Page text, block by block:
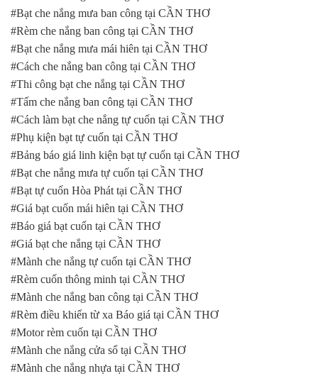
#Bạt che nắng mưa ban công tại CẦN THƠ
#Rèm che nắng ban công tại CẦN THƠ
#Bạt che nắng mưa mái hiên tại CẦN THƠ
#Cách che nắng ban công tại CẦN THƠ
#Thi công bạt che nắng tại CẦN THƠ
#Tấm che nắng ban công tại CẦN THƠ
#Cách làm bạt che nắng tự cuốn tại CẦN THƠ
#Phụ kiện bạt tự cuốn tại CẦN THƠ
#Bảng báo giá linh kiện bạt tự cuốn tại CẦN THƠ
#Bạt che nắng mưa tự cuốn tại CẦN THƠ
#Bạt tự cuốn Hòa Phát tại CẦN THƠ
#Giá bạt cuốn mái hiên tại CẦN THƠ
#Báo giá bạt cuốn tại CẦN THƠ
#Giá bạt che nắng tại CẦN THƠ
#Mành che nắng tự cuốn tại CẦN THƠ
#Rèm cuốn thông minh tại CẦN THƠ
#Mành che nắng ban công tại CẦN THƠ
#Rèm điều khiển từ xa Báo giá tại CẦN THƠ
#Motor rèm cuốn tại CẦN THƠ
#Mành che nắng cửa sổ tại CẦN THƠ
#Mành che nắng nhựa tại CẦN THƠ